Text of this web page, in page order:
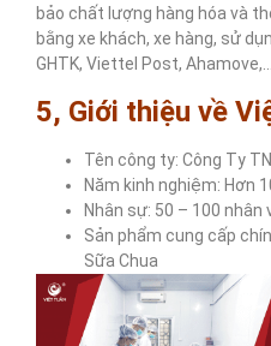
bảo chất lượng hàng hóa và
bằng xe khách, xe hàng, sử
GHTK, Viettel Post, Ahamove,…
5, Giới thiệu về
Tên công ty: Công Ty
Năm kinh nghiệm: Hơn
Nhân sự: 50 – 100 nhân
Sản phẩm cung cấp
Sữa Chua